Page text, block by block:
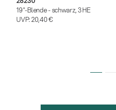
19"-Blende - schwarz, 3 HE
UVP:20,40 €